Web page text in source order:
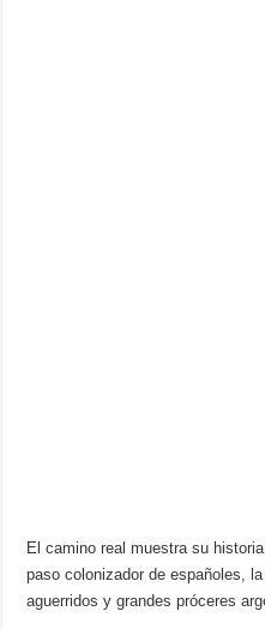
El camino real muestra su
paso colonizador de españoles,
aguerridos y grandes próceres